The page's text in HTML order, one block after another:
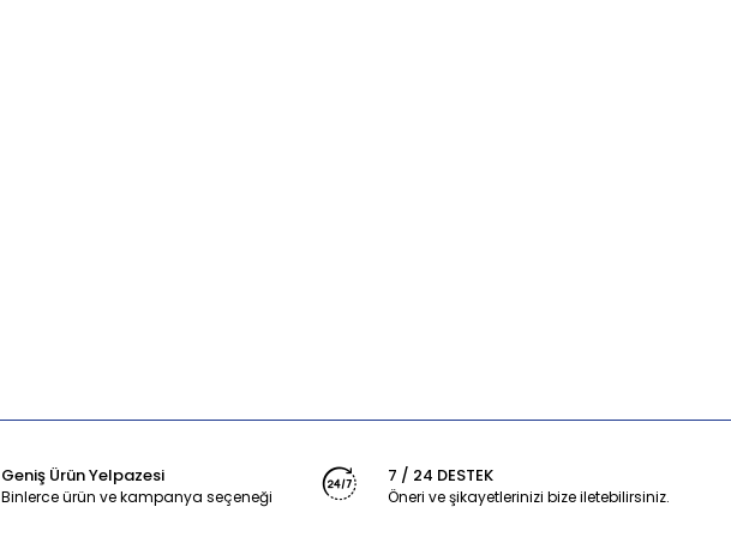
Geniş Ürün Yelpazesi
Binlerce ürün ve kampanya seçeneği
7 / 24 DESTEK
Öneri ve şikayetlerinizi bize iletebilirsiniz.